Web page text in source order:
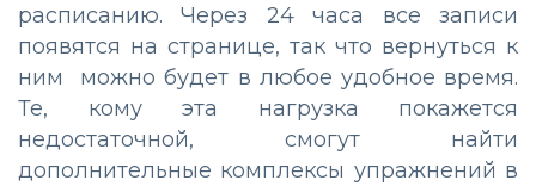
расписанию. Через 24 часа все записи
появятся на странице, так что вернуться к
ним можно будет в любое удобное время.
Те, кому эта нагрузка покажется
недостаточной, смогут найти
дополнительные комплексы упражнений в